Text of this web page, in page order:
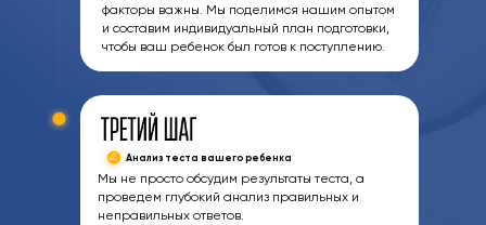
факторы важны. Мы поделимся нашим опытом
и составим индивидуальный план подготовки,
чтобы ваш ребенок был готов к поступлению.
Анализ теста вашего ребенка
Мы не просто обсудим результаты теста, а
проведем глубокий анализ правильных и
неправильных ответов.